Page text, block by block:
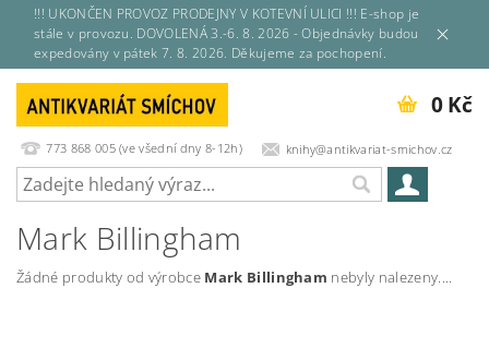
!!! UKONČEN PROVOZ PRODEJNY V KOTEVNÍ ULICI !!! E-shop je
stále v provozu. DOVOLENÁ 3.-6. 8. 2026 - Objednávky budou
expedovány v pátek 7. 8. 2026. Děkujeme za pochopení.
773 868 005 (ve všední dny 8-12h) knihy@antikvariat-smichov.cz
0 Kč
Mark Billingham
Žádné produkty od výrobce Mark Billingham nebyly nalezeny....